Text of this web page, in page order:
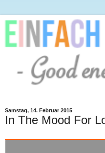
Samstag, 14. Februar 2015
In The Mood For